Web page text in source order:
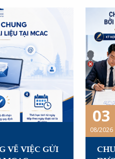
VỀ VIỆC GỬI
03
08/2026